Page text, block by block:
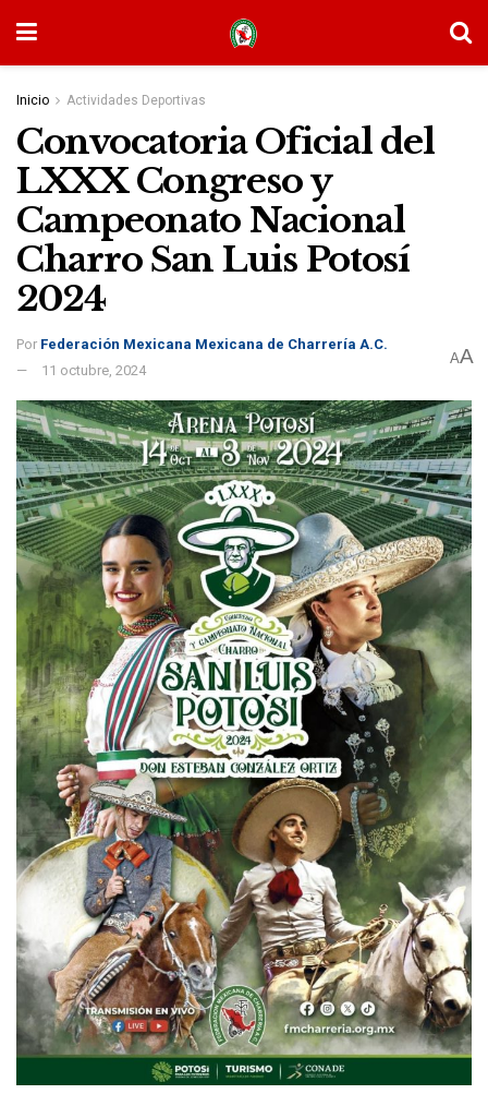
Inicio Actividades Deportivas
Convocatoria Oficial del
LXXX Congreso y
Campeonato Nacional
Charro San Luis Potosí
2024
Por Federación Mexicana Mexicana de Charrería A.C.
11 octubre, 2024
AA